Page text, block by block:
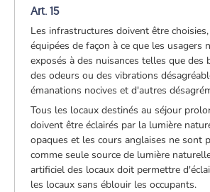
Art. 15
Les infrastructures doivent être
équipées de façon à ce que les usagers
exposés à des nuisances telles que des
des odeurs ou des vibrations
émanations nocives et d'autres
Tous les locaux destinés au séjour
doivent être éclairés par la lumière
opaques et les cours anglaises ne sont
comme seule source de lumière
artificiel des locaux doit permettre
les locaux sans éblouir les occupants.